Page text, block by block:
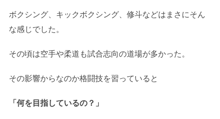
ボクシング、キックボクシング、修斗などはまさにそん
な感じでした。
その頃は空手や柔道も試合志向の道場が多かった。
その影響からなのか格闘技を習っていると
「何を目指しているの？」